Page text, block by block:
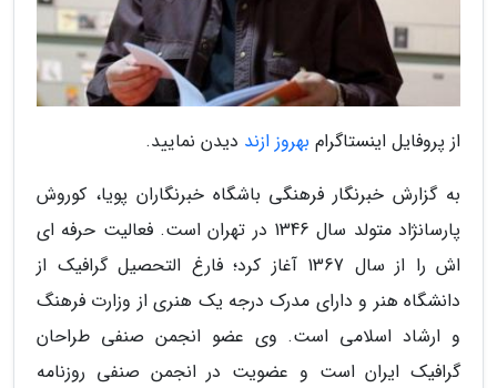
از پروفایل اینستاگرام بهروز ازند دیدن نمایید.
به گزارش خبرنگار فرهنگی باشگاه خبرنگاران پویا، کوروش
پارسانژاد متولد سال 1346 در تهران است. فعالیت حرفه ای
اش را از سال 1367 آغاز کرد؛ فارغ التحصیل گرافیک از
دانشگاه هنر و دارای مدرک درجه یک هنری از وزارت فرهنگ
و ارشاد اسلامی است. وی عضو انجمن صنفی طراحان
گرافیک ایران است و عضویت در انجمن صنفی روزنامه